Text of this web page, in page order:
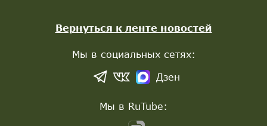
Вернуться к ленте новостей
Мы в социальных сетях:
Дзен
Мы в RuTube: